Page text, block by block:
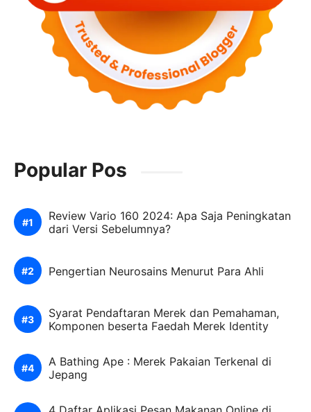
Popular Pos
Review Vario 160 2024: Apa Saja Peningkatan
dari Versi Sebelumnya?
Pengertian Neurosains Menurut Para Ahli
Syarat Pendaftaran Merek dan Pemahaman,
Komponen beserta Faedah Merek Identity
A Bathing Ape : Merek Pakaian Terkenal di
Jepang